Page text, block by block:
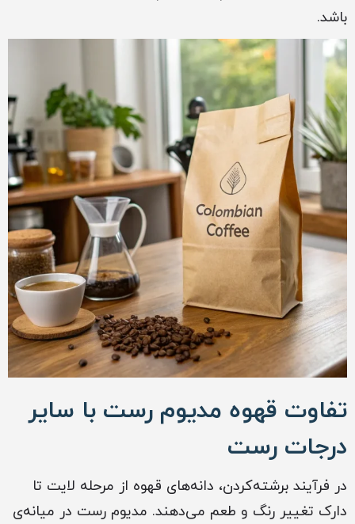
باشد.
تفاوت قهوه مدیوم رست با سایر
درجات رست
در فرآیند برشته‌کردن، دانه‌های قهوه از مرحله لایت تا
دارک تغییر رنگ و طعم می‌دهند. مدیوم رست در میانه‌ی